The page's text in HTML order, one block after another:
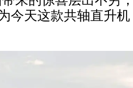
今天这款共轴直升